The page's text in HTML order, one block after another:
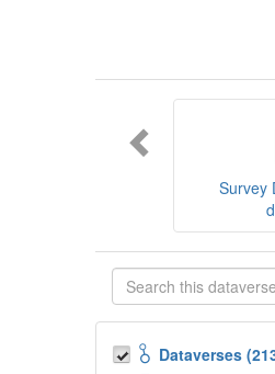
sklaidos
tarptautinius
Prieigai prie išteklių
įvairių tipų išteklius ir
duomenys
mokslo ir studijų bei
talpykla, surasti ir
Survey
Dataverses